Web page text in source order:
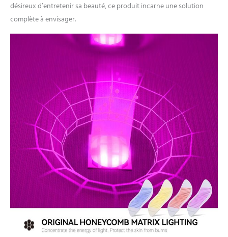
désireux d’entretenir sa beauté, ce produit incarne une solution
complète à envisager.